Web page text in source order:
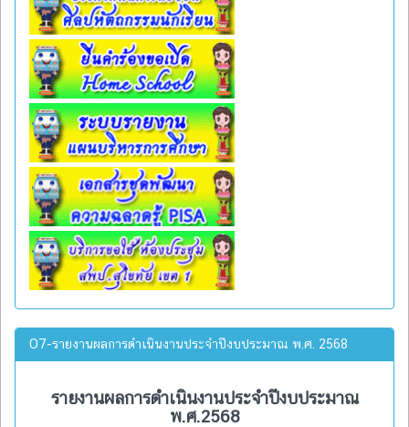
O7-รายงานผลการดำเนินงานประจำปีงบประมาณ พ.ศ. 2568
รายงานผลการดำเนินงานประจำปีงบประมาณ
พ.ศ.2568